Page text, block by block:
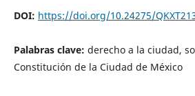
DOI: https://doi.org/10.24275/
Palabras clave: derecho a la ciudad,
Constitución de la Ciudad de México